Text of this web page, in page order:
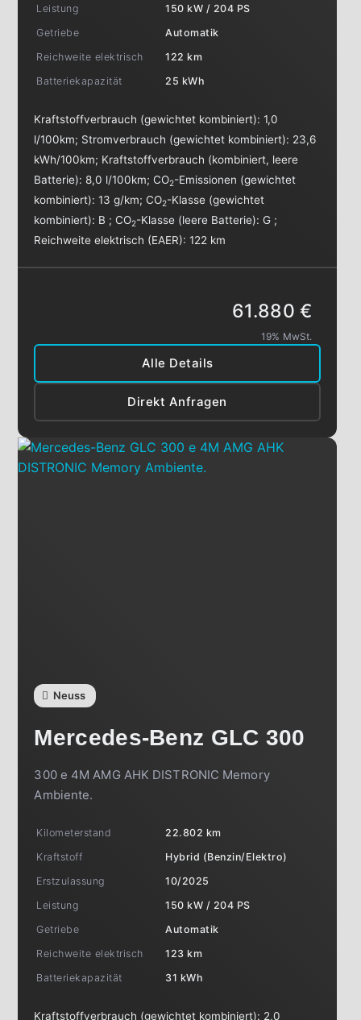
Leistung
150 kW / 204 PS
Getriebe
Automatik
Reichweite elektrisch
122 km
Batteriekapazität
25 kWh
Kraftstoffverbrauch (gewichtet kombiniert):1,0
l/100km; Stromverbrauch (gewichtet kombiniert): 23,6
kWh/100km; Kraftstoffverbrauch (kombiniert, leere
Batterie):8,0 l/100km;CO2-Emissionen (gewichtet
kombiniert):13 g/km;CO2-Klasse (gewichtet
kombiniert): B ;CO2-Klasse (leere Batterie):G ;
Reichweite elektrisch (EAER):122 km
Alle Details
Direkt Anfragen
61.880 €
19% MwSt.
Neuss
Mercedes-Benz GLC 300
300 e 4M AMG AHK DISTRONIC Memory
Ambiente.
Kilometerstand
22.802 km
Kraftstoff
Hybrid (Benzin/Elektro)
Erstzulassung
10/2025
Leistung
150 kW / 204 PS
Getriebe
Automatik
Reichweite elektrisch
123 km
Batteriekapazität
31 kWh
Kraftstoffverbrauch (gewichtet kombiniert): 2,0